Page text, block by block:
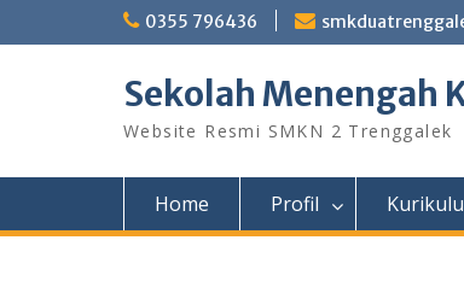
0355 796436
Sekolah Menengah
Website Resmi SMKN 2 Trenggalek
Home Profil